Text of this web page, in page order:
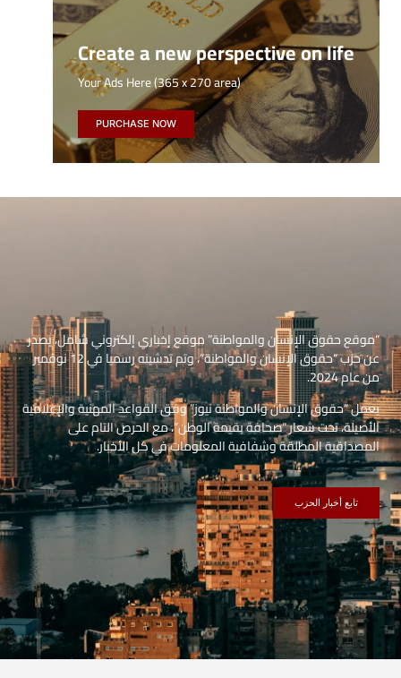
Create a new perspective on life
Your Ads Here (365 x 270 area)
PURCHASE NOW
“موقع حقوق الإنسان والمواطنة” موقع إخباري إلكتروني شامل، يصدر
عن حزب “حقوق الإنسان والمواطنة”، وتم تدشينه رسميا في 12 نوفمبر
من عام 2024.
يعمل “حقوق الإنسان والمواطنة نيوز” وفق القواعد المهنية والإعلامية
الأصيلة، تحت شعار “صحافة بقيمة الوطن”، مع الحرص التام على
المصداقية المطلقة وشفافية المعلومات في كل الأخبار.
تابع أخبار الحزب